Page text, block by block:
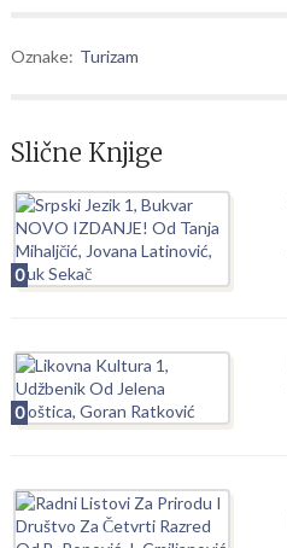
Oznake: Turizam
Slične Knjige
0
0